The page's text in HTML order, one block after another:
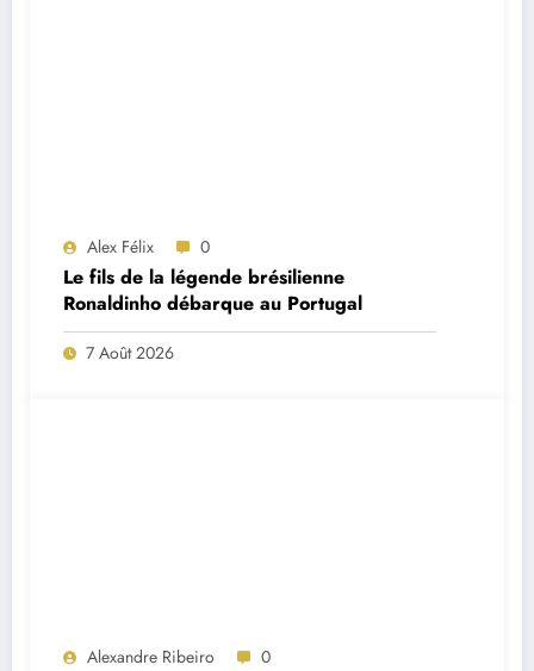
Alex Félix 0
Le fils de la légende brésilienne
Ronaldinho débarque au Portugal
7 Août 2026
Alexandre Ribeiro 0